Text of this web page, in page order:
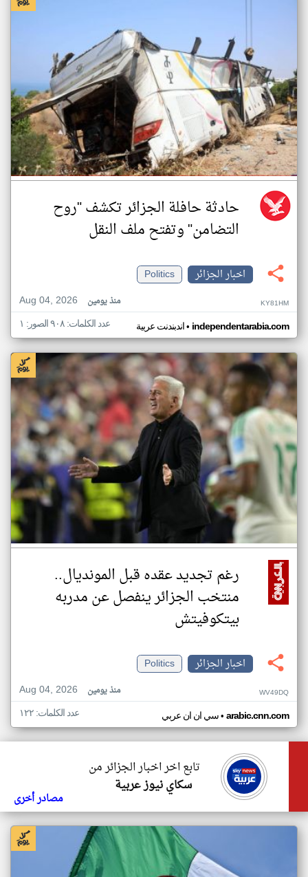
حادثة حافلة الجزائر تكشف "روح
التضامن" وتفتح ملف النقل
اخبار الجزائر
Politics
Aug 04, 2026
منذ يومين KY81HM
اندبندنت عربية• independentarabia.com عدد الكلمات: ٩٠٨ الصور: ١
رغم تجديد عقده قبل المونديال..
منتخب الجزائر ينفصل عن مدربه
بيتكوفيتش
اخبار الجزائر
Politics
Aug 04, 2026
منذ يومين WV49DQ
سي ان ان عربي• arabic.cnn.com عدد الكلمات: ١٢٢
تابع اخر اخبار الجزائر من
سكاي نيوز عربية
مصادر أخرى